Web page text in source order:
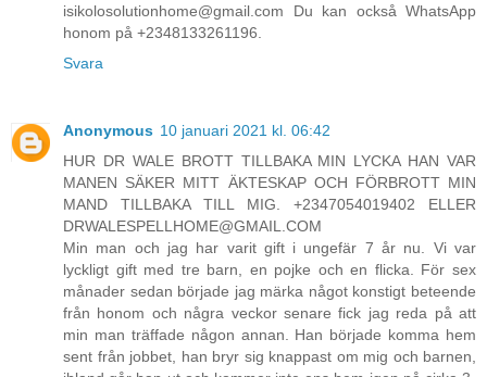
isikolosolutionhome@gmail.com Du kan också WhatsApp
honom på +2348133261196.
Svara
Anonymous 10 januari 2021 kl. 06:42
HUR DR WALE BROTT TILLBAKA MIN LYCKA HAN VAR
MANEN SÄKER MITT ÄKTESKAP OCH FÖRBROTT MIN
MAND TILLBAKA TILL MIG. +2347054019402 ELLER
DRWALESPELLHOME@GMAIL.COM
Min man och jag har varit gift i ungefär 7 år nu. Vi var
lyckligt gift med tre barn, en pojke och en flicka. För sex
månader sedan började jag märka något konstigt beteende
från honom och några veckor senare fick jag reda på att
min man träffade någon annan. Han började komma hem
sent från jobbet, han bryr sig knappast om mig och barnen,